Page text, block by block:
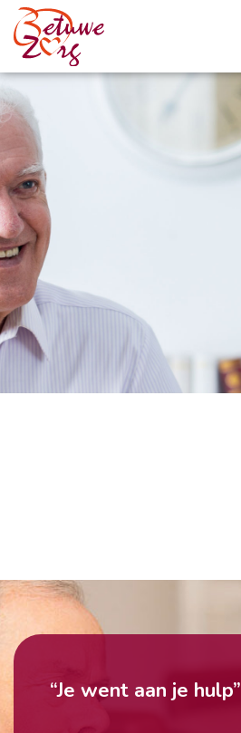
“Je went aan je hulp”